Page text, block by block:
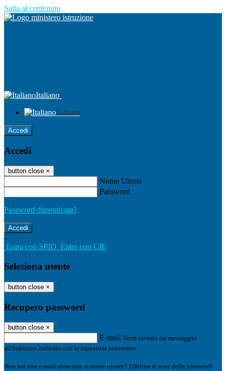
Salta al contenuto
Italiano
Italiano
Accedi
Accedi
button close ×
Nome Utente
Password
Password dimenticata?
-
Entra con SPID Entra con CIE
Seleziona utente
button close ×
Recupero password
button close ×
E-mail Verrà inviato un messaggio
all'indirizzo indicato con le istruzioni necessarie.
Non hai una e-mail associata al nome utente? Effettua il reset della password